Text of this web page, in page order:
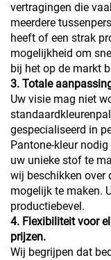
vertragingen die
meerdere
heeft of een strak
mogelijkheid om
bij het op de markt
3. Totale
Uw visie mag niet
gespecialiseerd in
Pantone-kleur
uw unieke stof te
wij beschikken over
mogelijk te maken.
productiebevel.
4. Flexibiliteit voor
prijzen.
Wij begrijpen dat